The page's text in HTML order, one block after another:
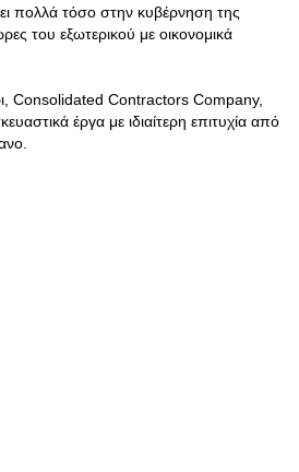
πολλά τόσο στην κυβέρνηση της
του εξωτερικού με οικονομικά
Consolidated Contractors Company,
έργα με ιδιαίτερη επιτυχία από